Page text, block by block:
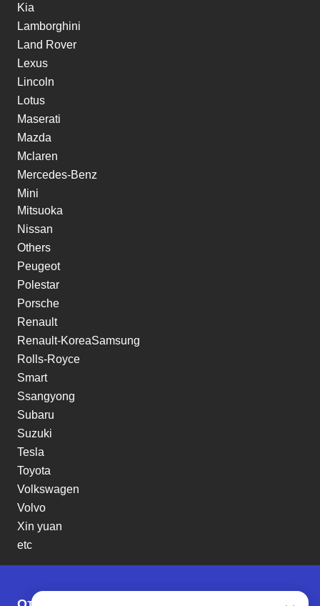
Kia
Lamborghini
Land Rover
Lexus
Lincoln
Lotus
Maserati
Mazda
Mclaren
Mercedes-Benz
Mini
Mitsuoka
Nissan
Others
Peugeot
Polestar
Porsche
Renault
Renault-KoreaSamsung
Rolls-Royce
Smart
Ssangyong
Subaru
Suzuki
Tesla
Toyota
Volkswagen
Volvo
Xin yuan
etc